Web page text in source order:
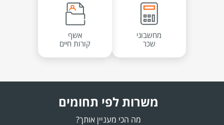
מחשבוני
שכר
אשף
קורות חיים
משרות לפי תחומים
מה הכי מעניין אותך?